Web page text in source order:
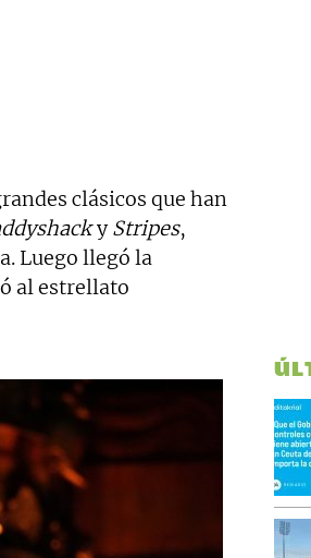
clásicos que han
yStripes,
Luego llegó la
al estrellato